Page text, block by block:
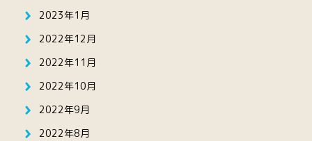
2023年1月
2022年12月
2022年11月
2022年10月
2022年9月
2022年8月